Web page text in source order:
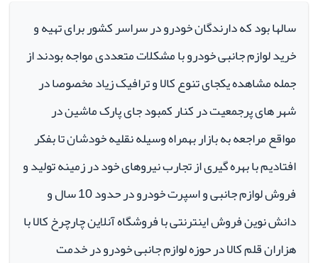
سالها بود که دارندگان خودرو در سراسر کشور برای تهیه و
خرید لوازم جانبی خودرو با مشکلات متعددی مواجه بودند از
جمله مشاهده یکجای تنوع کالا و ترافیک زیاد مخصوصا در
شهر های پرجمعیت در کنار کمبود جای پارک ماشین در
مواقع مراجعه به بازار بهمراه وسیله نقلیه خودشان تا بفکر
افتادیم با بهره گیری از تجارب نیروهای خود در زمینه تولید و
فروش لوازم جانبی و اسپرت خودرو در حدود 10 سال و
دانش نوین فروش اینترنتی با فروشگاه آنلاین چارچرخ کالا با
هزاران قلم کالا در حوزه لوازم جانبی خودرو در خدمت